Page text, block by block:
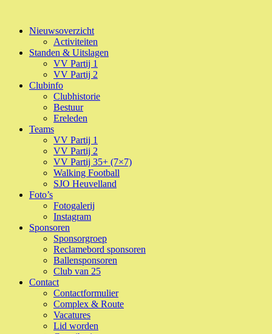
naar
Nieuwsoverzicht
Activiteiten
Standen & Uitslagen
VV Partij 1
VV Partij 2
Clubinfo
Clubhistorie
Bestuur
Ereleden
Teams
VV Partij 1
VV Partij 2
VV Partij 35+ (7×7)
Walking Football
SJO Heuvelland
Foto’s
Fotogalerij
Instagram
Sponsoren
Sponsorgroep
Reclamebord sponsoren
Ballensponsoren
Club van 25
Contact
Contactformulier
Complex & Route
Vacatures
Lid worden